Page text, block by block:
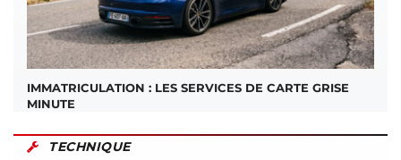
IMMATRICULATION : LES SERVICES DE CARTE GRISE
MINUTE
TECHNIQUE